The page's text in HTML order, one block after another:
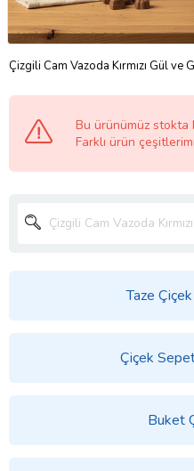
Çizgili Cam Vazoda Kırmızı Gül ve
Bu ürünümüz stokta
Farklı ürün
Taze
Çiçek
Buket